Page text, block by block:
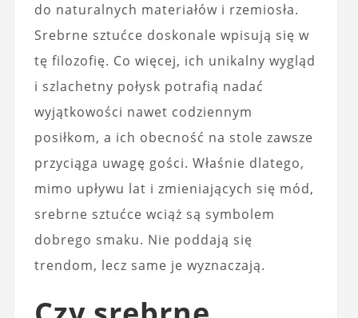
do naturalnych materiałów i rzemiosła.
Srebrne sztućce doskonale wpisują się w
tę filozofię. Co więcej, ich unikalny wygląd
i szlachetny połysk potrafią nadać
wyjątkowości nawet codziennym
posiłkom, a ich obecność na stole zawsze
przyciąga uwagę gości. Właśnie dlatego,
mimo upływu lat i zmieniających się mód,
srebrne sztućce wciąż są symbolem
dobrego smaku. Nie poddają się
trendom, lecz same je wyznaczają.